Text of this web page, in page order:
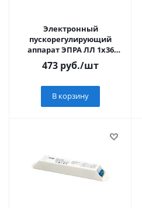
Электронный
пускорегулирующий
аппарат ЭПРА ЛЛ 1х36
встраиваемый
473 руб./шт
В корзину